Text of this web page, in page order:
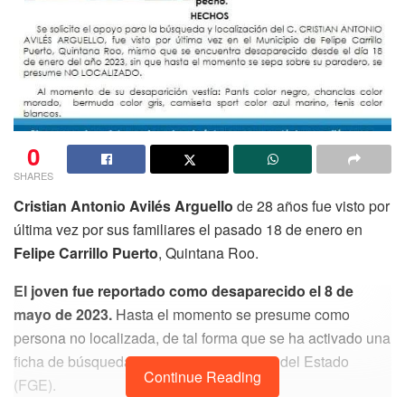
0
SHARES
Cristian Antonio Avilés Arguello de 28 años fue visto por
última vez por sus familiares el pasado 18 de enero en
Felipe Carrillo Puerto, Quintana Roo.
El joven fue reportado como desaparecido el 8 de
mayo de 2023. Hasta el momento se presume como
persona no localizada, de tal forma que se ha activado una
ficha de búsqueda en la Fiscalía General del Estado
(FGE).
Continue Reading